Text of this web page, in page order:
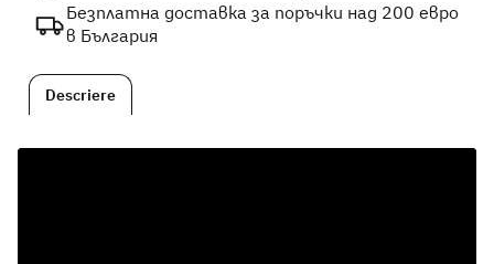
Безплатна доставка за поръчки над 200 евро
в България
Descriere